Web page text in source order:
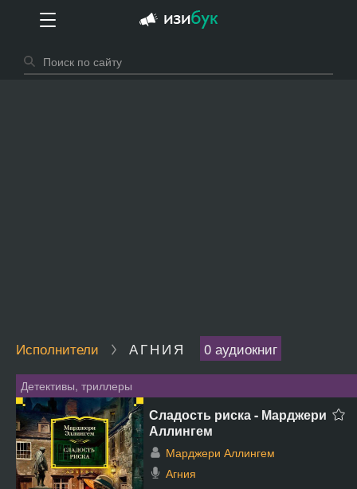
Исполнители АГНИЯ 0 аудиокниг
Детективы, триллеры
Сладость риска - Марджери
Аллингем
Марджери Аллингем
Агния